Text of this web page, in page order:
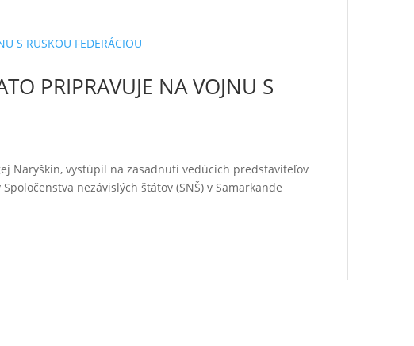
PRIPRAVUJE NA VOJNU S
Naryškin, vystúpil na zasadnutí vedúcich predstaviteľov
nezávislých štátov (SNŠ) v Samarkande